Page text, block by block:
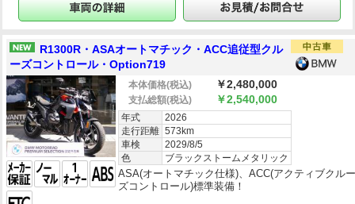
R1300R・ASAオートマチック・ACC追従型クル
ーズコントロール・Option719
本体価格(税込) ￥2,480,000
支払総額(税込) ￥2,540,000
年式
2026
走行距離 573km
車検
2029/8/5
色
ブラックストームメタリック
ASA(オートマチック仕様)、ACC(アクティブクル
ズコントロール)標準装備！